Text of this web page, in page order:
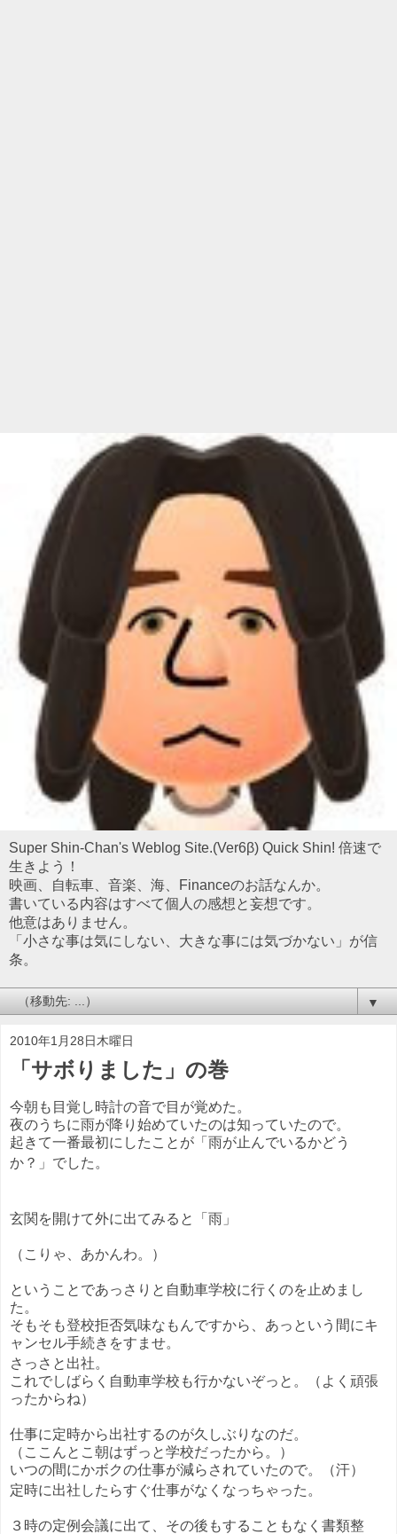
Super Shin-Chan's Weblog Site.(Ver6β) Quick Shin! 倍速で
生きよう！
映画、自転車、音楽、海、Financeのお話なんか。
書いている内容はすべて個人の感想と妄想です。
他意はありません。
「小さな事は気にしない、大きな事には気づかない」が信
条。
▼
2010年1月28日木曜日
「サボりました」の巻
今朝も目覚し時計の音で目が覚めた。
夜のうちに雨が降り始めていたのは知っていたので。
起きて一番最初にしたことが「雨が止んでいるかどう
か？」でした。
玄関を開けて外に出てみると「雨」
（こりゃ、あかんわ。）
ということであっさりと自動車学校に行くのを止めまし
た。
そもそも登校拒否気味なもんですから、あっという間にキ
ャンセル手続きをすませ。
さっさと出社。
これでしばらく自動車学校も行かないぞっと。（よく頑張
ったからね）
仕事に定時から出社するのが久しぶりなのだ。
（ここんとこ朝はずっと学校だったから。）
いつの間にかボクの仕事が減らされていたので。（汗）
定時に出社したらすぐ仕事がなくなっちゃった。
３時の定例会議に出て、その後もすることもなく書類整